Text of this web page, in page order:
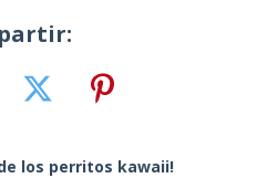
los perritos kawaii!